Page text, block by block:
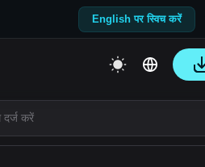
English पर स्विच करें